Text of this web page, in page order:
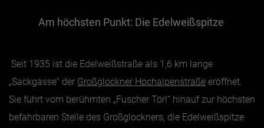
Essen & Trinken
Gesundheit
Nachhaltigkeit
Sehenswürdig
Kunst & Kultur
Am höchsten Punkt: Die Edelweißspitze
Seit 1935 ist die Edelweißstraße als 1,6 km lange
„Sackgasse“ der Großglockner Hochalpenstraße eröffnet.
Sie führt vom berühmten „Fuscher Törl“ hinauf zur höchsten
befahrbaren Stelle des Großglockners, die Edelweißspitze